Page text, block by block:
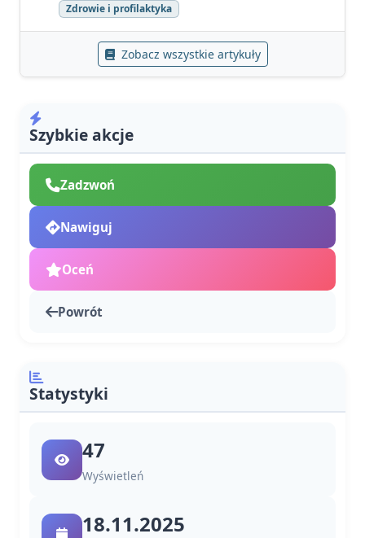
Zdrowie i profilaktyka
Zobacz wszystkie artykuły
Szybkie akcje
Zadzwoń
Nawiguj
Oceń
Powrót
Statystyki
47
Wyświetleń
18.11.2025